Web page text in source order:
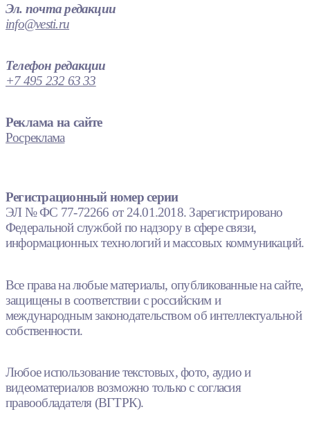
Эл. почта редакции
info@vesti.ru
Телефон редакции
+7 495 232 63 33
Реклама на сайте
Росреклама
Регистрационный номер серии
ЭЛ № ФС 77-72266 от 24.01.2018. Зарегистрировано
Федеральной службой по надзору в сфере связи,
информационных технологий и массовых коммуникаций.
Все права на любые материалы, опубликованные на сайте,
защищены в соответствии с российским и
международным законодательством об интеллектуальной
собственности.
Любое использование текстовых, фото, аудио и
видеоматериалов возможно только с согласия
правообладателя (ВГТРК).